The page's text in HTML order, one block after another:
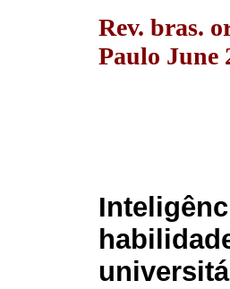
Rev. bras.
Paulo June